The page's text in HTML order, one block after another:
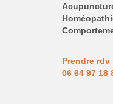
Prendre
06 64 97 18